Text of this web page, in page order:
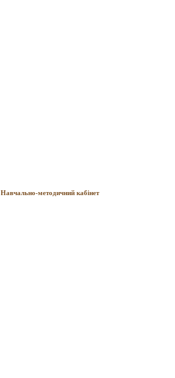
Навчально-методичний кабінет